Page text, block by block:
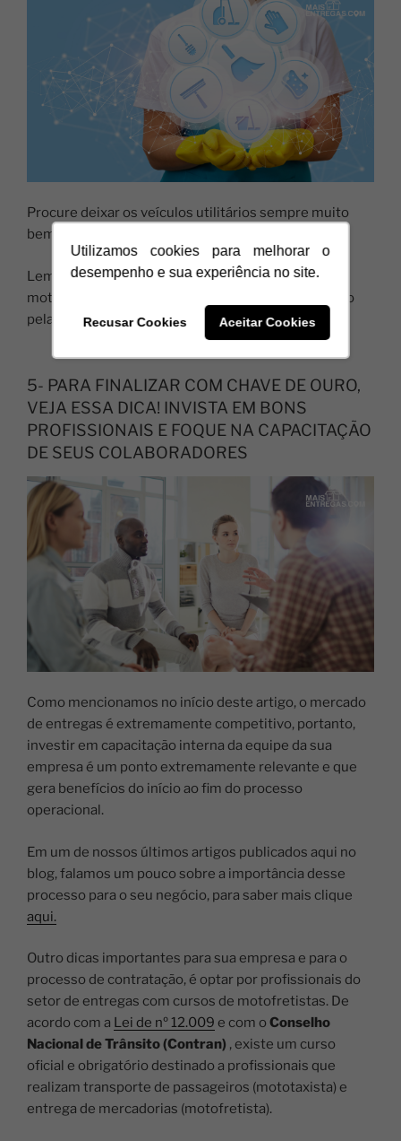
Utilizamos cookies para melhorar o
desempenho e sua experiência no site.
Recusar Cookies Aceitar Cookies
Procure deixar os veículos utilitários sempre muito
bem higienizados e com a manutenção em dia.
Lembre-se: Os clientes também são pedestres e
motoristas e eles observam a sua empresa primeiro
pela sua ferramenta de trabalho.
5- PARA FINALIZAR COM CHAVE DE OURO,
VEJA ESSA DICA! INVISTA EM BONS
PROFISSIONAIS E FOQUE NA CAPACITAÇÃO
DE SEUS COLABORADORES
Como mencionamos no início deste artigo, o mercado
de entregas é extremamente competitivo, portanto,
investir em capacitação interna da equipe da sua
empresa é um ponto extremamente relevante e que
gera benefícios do início ao fim do processo
operacional.
Em um de nossos últimos artigos publicados aqui no
blog, falamos um pouco sobre a importância desse
processo para o seu negócio, para saber mais clique
aqui.
Outro dicas importantes para sua empresa e para o
processo de contratação, é optar por profissionais do
setor de entregas com cursos de motofretistas. De
acordo com a Lei de nº 12.009 e com o Conselho
Nacional de Trânsito (Contran) , existe um curso
oficial e obrigatório destinado a profissionais que
realizam transporte de passageiros (mototaxista) e
entrega de mercadorias (motofretista).